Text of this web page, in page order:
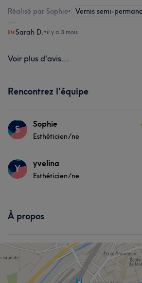
Réalisé par Sophie• Vernis semi-
Sarah D. •il y a 3 mois
Voir plus d'avis...
Rencontrez l'équipe
S Sophie
Esthéticien/ne
Prestations
Y yvelina
Esthéticien/ne
Corps
À propos